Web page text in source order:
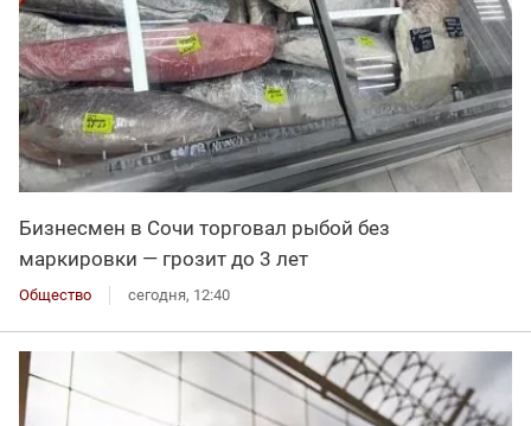
Бизнесмен в Сочи торговал рыбой без
маркировки — грозит до 3 лет
Общество сегодня, 12:40